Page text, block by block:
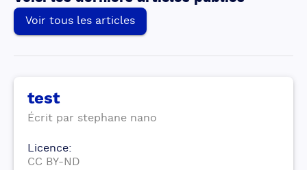
Voir tous les articles
test
Écrit par stephane nano
Licence:
CC BY-ND